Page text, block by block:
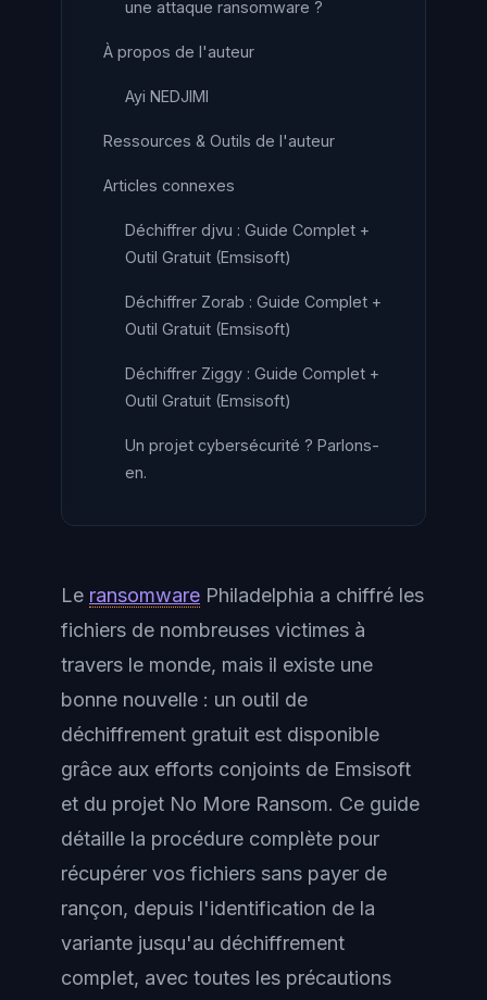
une attaque ransomware ?
À propos de l'auteur
Ayi NEDJIMI
Ressources & Outils de l'auteur
Articles connexes
Déchiffrer djvu : Guide Complet +
Outil Gratuit (Emsisoft)
Déchiffrer Zorab : Guide Complet +
Outil Gratuit (Emsisoft)
Déchiffrer Ziggy : Guide Complet +
Outil Gratuit (Emsisoft)
Un projet cybersécurité ? Parlons-
en.
Le ransomware Philadelphia a chiffré les
fichiers de nombreuses victimes à
travers le monde, mais il existe une
bonne nouvelle : un outil de
déchiffrement gratuit est disponible
grâce aux efforts conjoints de Emsisoft
et du projet No More Ransom. Ce guide
détaille la procédure complète pour
récupérer vos fichiers sans payer de
rançon, depuis l'identification de la
variante jusqu'au déchiffrement
complet, avec toutes les précautions